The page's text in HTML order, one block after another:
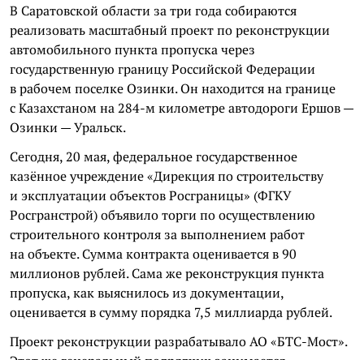
В Саратовской области за три года собираются
реализовать масштабный проект по реконструкции
автомобильного пункта пропуска через
государственную границу Российской Федерации
в рабочем поселке Озинки. Он находится на границе
с Казахстаном на 284-м километре автодороги Ершов —
Озинки — Уральск.
Сегодня, 20 мая, федеральное государственное
казённое учреждение «Дирекция по строительству
и эксплуатации объектов Росграницы» (ФГКУ
Росгранстрой) объявило торги по осуществлению
строительного контроля за выполнением работ
на объекте. Сумма контракта оценивается в 90
миллионов рублей. Сама же реконструкция пункта
пропуска, как выяснилось из документации,
оценивается в сумму порядка 7,5 миллиарда рублей.
Проект реконструкции разрабатывало АО «БТС-Мост».